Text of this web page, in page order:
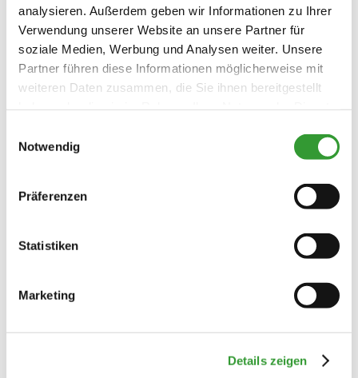
analysieren. Außerdem geben wir Informationen zu Ihrer
Verwendung unserer Website an unsere Partner für
soziale Medien, Werbung und Analysen weiter. Unsere
Partner führen diese Informationen möglicherweise mit
weiteren Daten zusammen, die Sie ihnen bereitgestellt
Notwendig
Präferenzen
Statistiken
Marketing
Details zeigen